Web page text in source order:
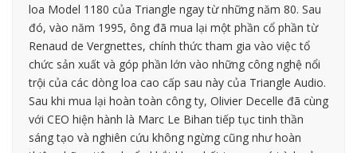
loa Model 1180 của Triangle ngay từ những năm 80. Sau
đó, vào năm 1995, ông đã mua lại một phần cổ phần từ
Renaud de Vergnettes, chính thức tham gia vào việc tổ
chức sản xuất và góp phần lớn vào những công nghệ nổi
trội của các dòng loa cao cấp sau này của Triangle Audio.
Sau khi mua lại hoàn toàn công ty, Olivier Decelle đã cùng
với CEO hiện hành là Marc Le Bihan tiếp tục tinh thần
sáng tạo và nghiên cứu không ngừng cũng như hoàn